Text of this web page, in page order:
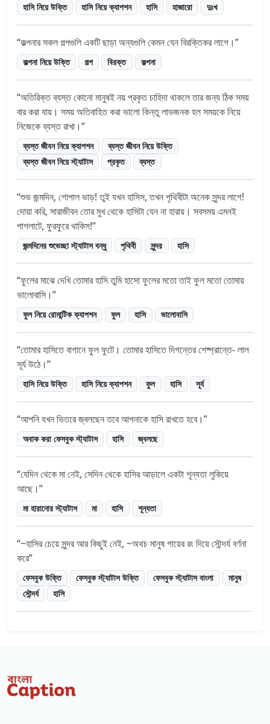
হাসি নিয়ে উক্তি হাসি নিয়ে ক্যাপশন হাসি হাজারো দুঃখ
কল্পনার সকল গল্পগুলি একটি ছাড়া অন্যগুলি কেমন যেন বিরক্তিকর লাগে।
কল্পনা নিয়ে উক্তি গল্প বিরক্ত কল্পনা
অতিরিক্ত ব্যস্ত কোনো মানুষই নয় প্রকৃত চাহিদা থাকলে তার জন্য ঠিক সময়
বার করা যায়। সময় অতিবাহিত করা ভালো কিন্তু লাভজনক হল সময়কে নিয়ে
নিজেকে ব্যস্ত রাখা।
ব্যস্ত জীবন নিয়ে ক্যাপশন
ব্যস্ত জীবন নিয়ে উক্তি
ব্যস্ত জীবন নিয়ে স্ট্যাটাস
প্রকৃত ব্যস্ত
শুভ জন্মদিন, গোপাল ভাড়! তুই যখন হাসিস, তখন পৃথিবীটা অনেক সুন্দর লাগে!
দোয়া করি, সারাজীবন তোর মুখ থেকে হাসিটা যেন না হারায়। সবসময় এমনই
পাগলাটে, ফুরফুরে থাকিস!
জন্মদিনের শুভেচ্ছা স্ট্যাটাস বন্ধু পৃথিবী সুন্দর হাসি
ফুলের মাঝে দেখি তোমার হাসি তুমি হাসো ফুলের মতো তাই ফুল মতো তোমায়
ভালোবাসি।
ফুল নিয়ে রোমান্টিক ক্যাপশন ফুল হাসি ভালোবাসি
তোমার হাসিতে বাগানে ফুল ফুটে। তোমার হাসিতে দিগন্তের শেষ্প্রান্তে- লাল
সূর্য উঠে।
হাসি নিয়ে উক্তি হাসি নিয়ে ক্যাপশন ফুল হাসি সূর্য
আপনি যখন ভিতরে জ্বলছেন তবে আপনাকে হাসি রাখতে হবে।
অবাক করা ফেসবুক স্ট্যাটাস হাসি জ্বলছে
যেদিন থেকে মা নেই, সেদিন থেকে হাসির আড়ালে একটা শূন্যতা লুকিয়ে
আছে।
মা হারানোর স্ট্যাটাস মা হাসি শূন্যতা
~হাসির চেয়ে সুন্দর আর কিছুই নেই, ~অথচ মানুষ গায়ের রং দিয়ে সৌন্দর্য বর্ণনা
করে
ফেসবুক উক্তি ফেসবুক স্ট্যাটাস উক্তি ফেসবুক স্ট্যাটাস বাংলা
মানুষ
সৌন্দর্য
হাসি